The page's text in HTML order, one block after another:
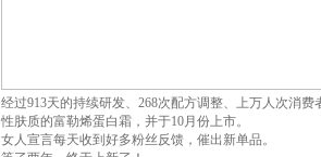
经过913天的持续研发、268次配方调整、上万人次消
性肤质的富勒烯蛋白霜，并于10月份上市。
女人宣言每天收到好多粉丝反馈，催出新单品。